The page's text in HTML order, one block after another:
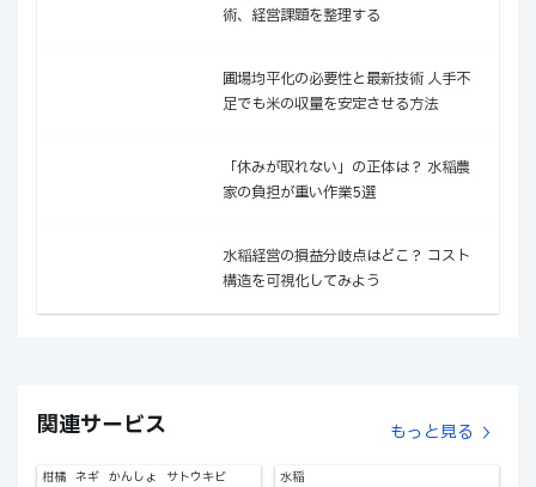
術、経営課題を整理する
圃場均平化の必要性と最新技術 ──人手不
足でも米の収量を安定させる方法
「休みが取れない」の正体は？ 水稲農
家の負担が重い作業5選
水稲経営の損益分岐点はどこ？ コスト
構造を可視化してみよう
関連サービス もっと見る
柑橘 ネギ かんしょ
サトウキビ
水稲